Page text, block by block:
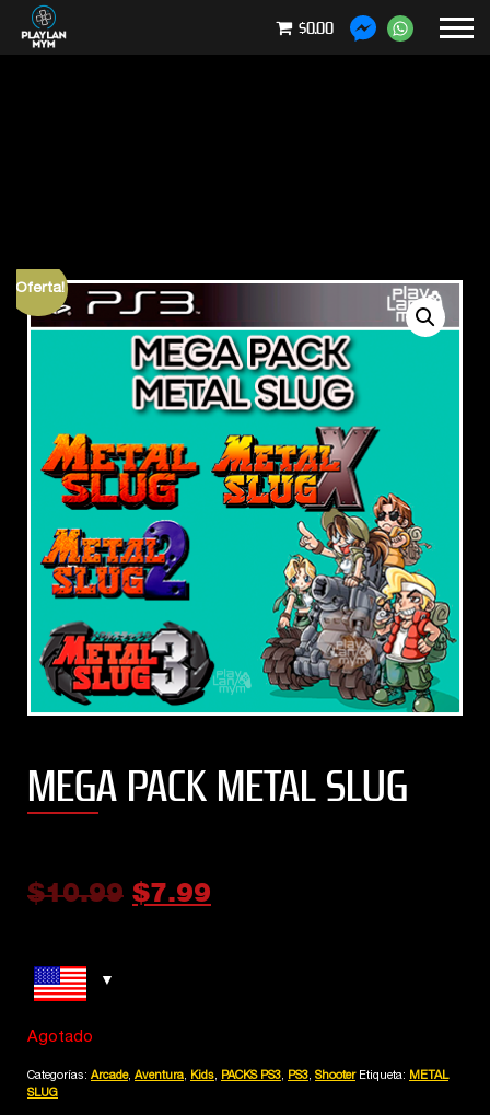
$0.00
¡Oferta!
MEGA PACK METAL SLUG
$10.99 $7.99
Agotado
Categorías: Arcade, Aventura, Kids, PACKS PS3, PS3, Shooter Etiqueta: METAL
SLUG